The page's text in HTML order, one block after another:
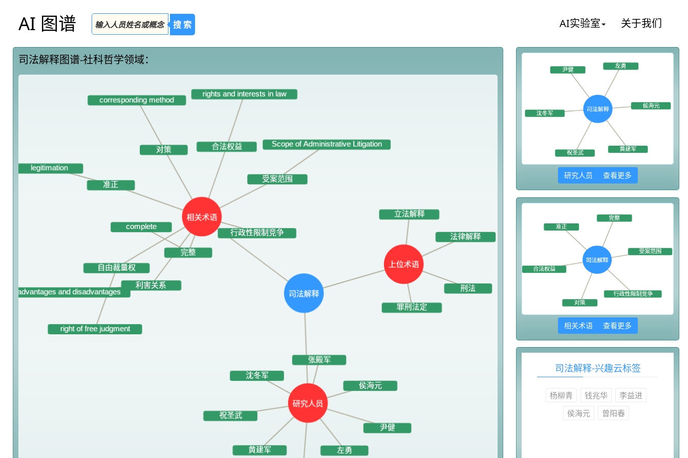
AI 图谱 搜 索 AI实验室 关于我们
司法解释图谱-社科哲学领域：
研究人员 查看更多
相关术语 查看更多
司法解释-兴趣云标签
杨柳青 钱兆华
李益进
侯海元
曾阳春